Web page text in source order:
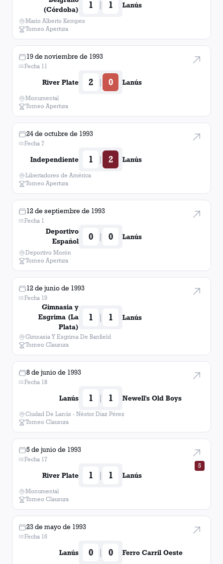
(Córdoba)
1 | 1 Lanús
Mario Alberto Kempes
Torneo Apertura
19 de noviembre de 1993
Fecha 11
River Plate 2 | 0 Lanús
Monumental
Torneo Apertura
24 de octubre de 1993
Fecha 7
Independiente 1 | 2 Lanús
Libertadores de América
Torneo Apertura
12 de septiembre de 1993
Fecha 1
Deportivo
Español
0 | 0 Lanús
Deportivo Morón
Torneo Apertura
12 de junio de 1993
Fecha 19
Gimnasia y
Esgrima (La
Plata)
1 | 1 Lanús
Gimnasia Y Esgrima De Banfield
Torneo Clausura
8 de junio de 1993
Fecha 18
Lanús 1 | 1 Newell's Old Boys
Ciudad De Lanús - Néstor Diaz Pérez
Torneo Clausura
5
5 de junio de 1993
Fecha 17
River Plate 1 | 1 Lanús
Monumental
Torneo Clausura
23 de mayo de 1993
Fecha 16
Lanús 0 | 0 Ferro Carril Oeste